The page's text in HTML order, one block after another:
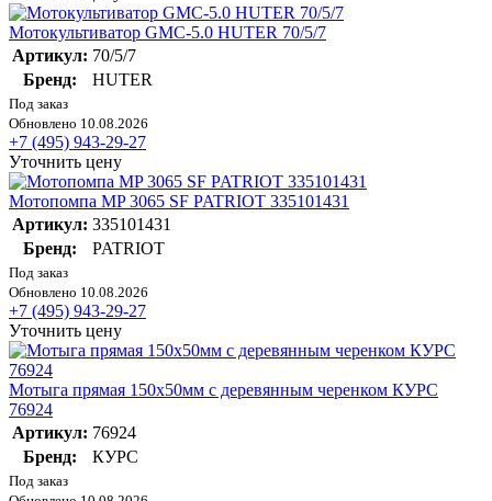
Мотокультиватор GMC-5.0 HUTER 70/5/7
Артикул: 70/5/7
Бренд:
HUTER
Под заказ
Обновлено 10.08.2026
+7 (495) 943-29-27
Уточнить цену
Мотопомпа MP 3065 SF PATRIOT 335101431
Артикул: 335101431
Бренд:
PATRIOT
Под заказ
Обновлено 10.08.2026
+7 (495) 943-29-27
Уточнить цену
Мотыга прямая 150х50мм с деревянным черенком КУРС
76924
Артикул: 76924
Бренд:
КУРС
Под заказ